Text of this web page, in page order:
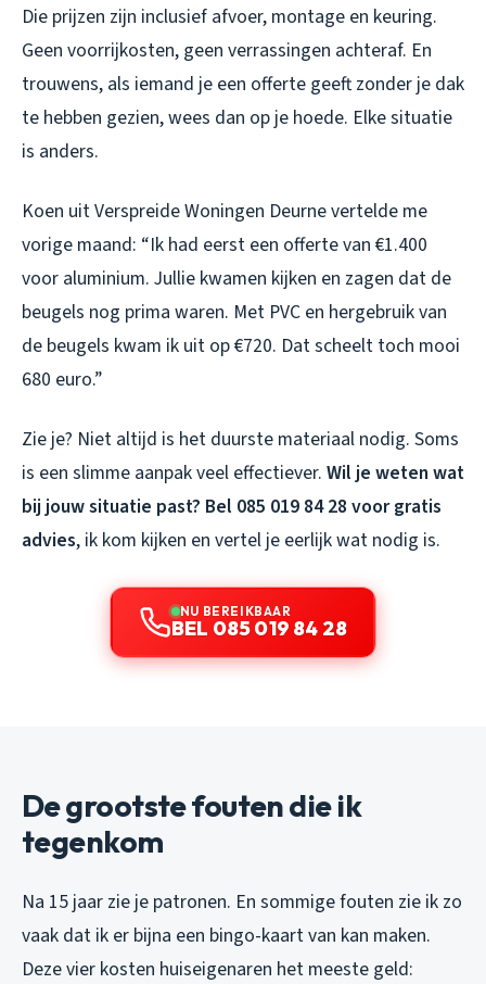
Die prijzen zijn inclusief afvoer, montage en keuring.
Geen voorrijkosten, geen verrassingen achteraf. En
trouwens, als iemand je een offerte geeft zonder je dak
te hebben gezien, wees dan op je hoede. Elke situatie
is anders.
Koen uit Verspreide Woningen Deurne vertelde me
vorige maand: “Ik had eerst een offerte van €1.400
voor aluminium. Jullie kwamen kijken en zagen dat de
beugels nog prima waren. Met PVC en hergebruik van
de beugels kwam ik uit op €720. Dat scheelt toch mooi
680 euro.”
Zie je? Niet altijd is het duurste materiaal nodig. Soms
is een slimme aanpak veel effectiever. Wil je weten wat
bij jouw situatie past? Bel 085 019 84 28 voor gratis
advies, ik kom kijken en vertel je eerlijk wat nodig is.
NU BEREIKBAAR
BEL 085 019 84 28
De grootste fouten die ik
tegenkom
Na 15 jaar zie je patronen. En sommige fouten zie ik zo
vaak dat ik er bijna een bingo-kaart van kan maken.
Deze vier kosten huiseigenaren het meeste geld: